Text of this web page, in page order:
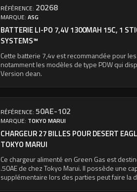
RÉFÉRENCE: 20268
MARQUE:ASG
BATTERIE LI-PO 7,4V 1300MAH 15C, 1
SYSTEMS™
Cette batterie 7,4v est recommandée pour
notamment les modèles de type PDW qui
Version dean.
RÉFÉRENCE:50AE-102
MARQUE: TOKYO MARUI
CHARGEUR 27 BILLES POUR DESERT
TOKYO MARUI
Ce chargeur alimenté en Green Gas est
.50AE de chez Tokyo Marui. Il possède une
supplémentaire lors des parties peut faire la